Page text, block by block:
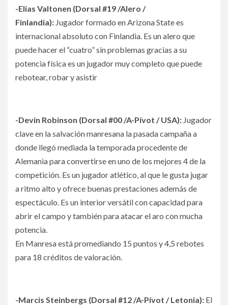
-Elias Valtonen (Dorsal #19 /Alero /
Finlandia): Jugador formado en Arizona State es
internacional absoluto con Finlandia. Es un alero que
puede hacer el “cuatro” sin problemas gracias a su
potencia física es un jugador muy completo que puede
rebotear, robar y asistir
-Devin Robinson (Dorsal #00 /A-Pívot / USA): Jugador
clave en la salvación manresana la pasada campaña a
donde llegó mediada la temporada procedente de
Alemania para convertirse en uno de los mejores 4 de la
competición. Es un jugador atlético, al que le gusta jugar
a ritmo alto y ofrece buenas prestaciones además de
espectáculo. Es un interior versátil con capacidad para
abrir el campo y también para atacar el aro con mucha
potencia.
En Manresa está promediando 15 puntos y 4,5 rebotes
para 18 créditos de valoración.
-Marcis Steinbergs (Dorsal #12 /A-Pívot / Letonia): El